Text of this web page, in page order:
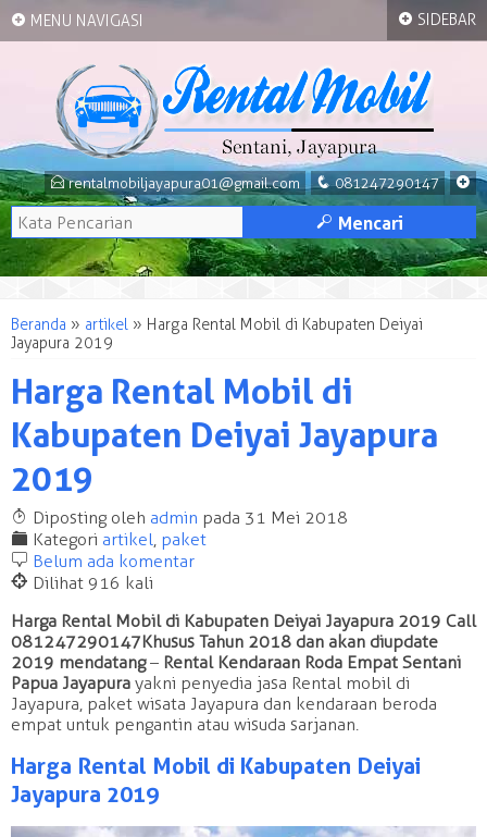
+ MENU NAVIGASI
+
q 081247290147
Erentalmobiljayapura01@gmail.com
M Mencari
Beranda » artikel » Harga Rental Mobil di Kabupaten Deiyai
Jayapura 2019
Harga Rental Mobil di
Kabupaten Deiyai Jayapura
2019
T Diposting oleh admin pada 31 Mei 2018
F Kategori artikel, paket
b Belum ada komentar
@ Dilihat 916 kali
Harga Rental Mobil di Kabupaten Deiyai Jayapura 2019 Call
081247290147 Khusus Tahun 2018 dan akan diupdate
2019 mendatang– Rental Kendaraan Roda Empat Sentani
Papua Jayapura yakni penyedia jasa Rental mobil di
Jayapura, paket wisata Jayapura dan kendaraan beroda
empat untuk pengantin atau wisuda sarjanan.
Harga Rental Mobil di Kabupaten Deiyai
Jayapura 2019
+ SIDEBAR